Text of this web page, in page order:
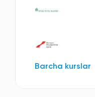
Barcha kurslar